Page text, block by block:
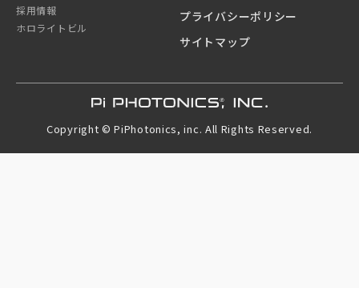
採用情報
ホロライトビル
プライバシーポリシー
サイトマップ
Copyright © PiPhotonics, inc. All Rights Reserved.